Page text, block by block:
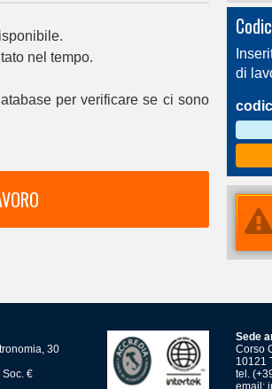
nel tempo.
per verificare se ci sono
di
30
Soc. €
Sede
Corso
10121
tel.
email: